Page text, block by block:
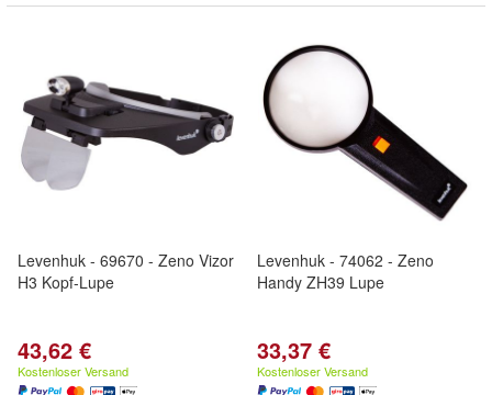
Levenhuk - 69670 - Zeno Vizor
H3 Kopf-Lupe
43,62 €
Kostenloser Versand
Levenhuk - 74062 - Zeno
Handy ZH39 Lupe
33,37 €
Kostenloser Versand